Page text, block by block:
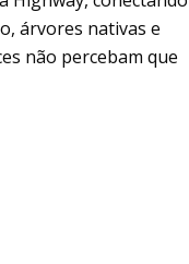
árvores nativas e
não percebam que